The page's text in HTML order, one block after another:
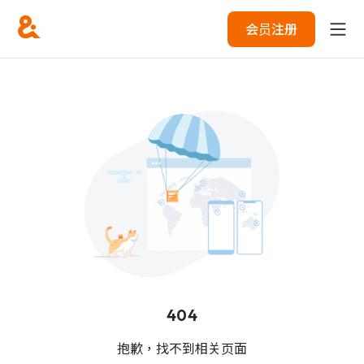
会员注册
404
抱歉，找不到相关页面